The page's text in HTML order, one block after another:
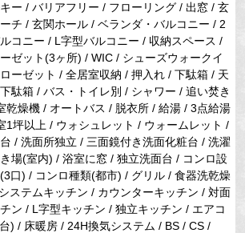
ー / バリアフリー / フローリング / 出窓 / 玄
チ / 玄関ホール / ベランダ・バルコニー / 2
コニー / L字型バルコニー / 収納スペース /
ゼット(3ヶ所) / WIC / シューズウォークイ
ーゼット / 全居室収納 / 押入れ / 下駄箱 / 天
駄箱 / バス・トイレ別 / シャワー / 追い焚き
乾燥機 / オートバス / 脱衣所 / 給湯 / 3点給湯
1坪以上 / ウォシュレット / ウォームレット /
/ 洗面所独立 / 三面鏡付き洗面化粧台 / 洗濯
場(室内) / 浴室に窓 / 独立洗面台 / コンロ設
口) / コンロ種類(都市) / グリル / 食器洗乾燥
ステムキッチン / カウンターキッチン / 対面
ン / L字型キッチン / 独立キッチン / エアコ
) / 床暖房 / 24H換気システム / BS / CS /